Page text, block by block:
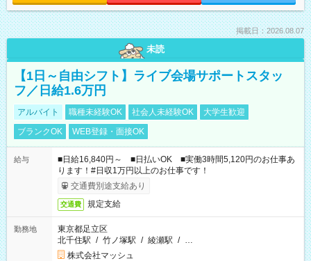
掲載日：2026.08.07
未読
【1日～自由シフト】ライブ会場サポートスタッ
フ／日給1.6万円
アルバイト 職種未経験OK 社会人未経験OK
大学生歓迎
ブランクOK
WEB登録・面接OK
給与
■日給16,840円～ ■日払いOK ■実働3時間5,120円のお仕事あ
ります！#日収1万円以上のお仕事です！
交通費別途支給あり
交通費 規定支給
勤務地
東京都足立区
北千住駅 / 竹ノ塚駅 / 綾瀬駅 / …
株式会社マッシュ